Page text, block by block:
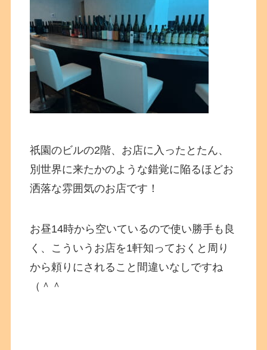
祇園のビルの2階、お店に入ったとたん、
別世界に来たかのような錯覚に陥るほどお
洒落な雰囲気のお店です！
お昼14時から空いているので使い勝手も良
く、こういうお店を1軒知っておくと周り
から頼りにされること間違いなしですね
（＾＾